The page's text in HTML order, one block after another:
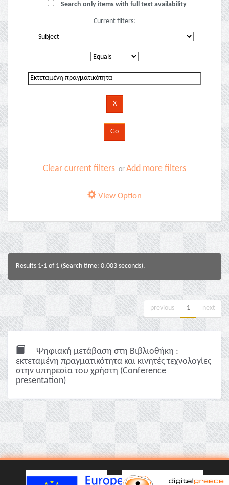
Search only items with full text availability
Current filters:
Clear current filters or Add more filters
View Option
Results 1-1 of 1 (Search time: 0.003 seconds).
previous 1 next
Ψηφιακή μετάβαση στη Βιβλιοθήκη :
εκτεταμένη πραγματικότητα και κινητές τεχνολογίες
στην υπηρεσία του χρήστη (Conference
presentation)